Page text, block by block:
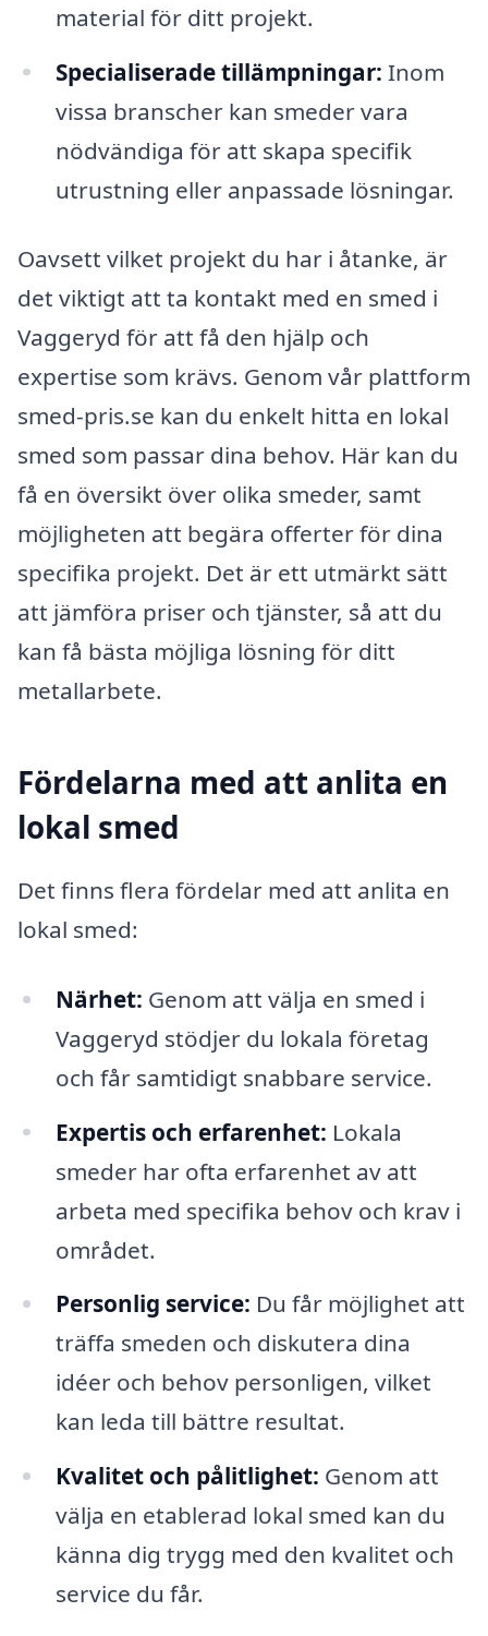
material för ditt projekt.
Specialiserade tillämpningar: Inom
vissa branscher kan smeder vara
nödvändiga för att skapa specifik
utrustning eller anpassade lösningar.
Oavsett vilket projekt du har i åtanke, är
det viktigt att ta kontakt med en smed i
Vaggeryd för att få den hjälp och
expertise som krävs. Genom vår plattform
smed-pris.se kan du enkelt hitta en lokal
smed som passar dina behov. Här kan du
få en översikt över olika smeder, samt
möjligheten att begära offerter för dina
specifika projekt. Det är ett utmärkt sätt
att jämföra priser och tjänster, så att du
kan få bästa möjliga lösning för ditt
metallarbete.
Fördelarna med att anlita en
lokal smed
Det finns flera fördelar med att anlita en
lokal smed:
Närhet: Genom att välja en smed i
Vaggeryd stödjer du lokala företag
och får samtidigt snabbare service.
Expertis och erfarenhet: Lokala
smeder har ofta erfarenhet av att
arbeta med specifika behov och krav i
området.
Personlig service: Du får möjlighet att
träffa smeden och diskutera dina
idéer och behov personligen, vilket
kan leda till bättre resultat.
Kvalitet och pålitlighet: Genom att
välja en etablerad lokal smed kan du
känna dig trygg med den kvalitet och
service du får.